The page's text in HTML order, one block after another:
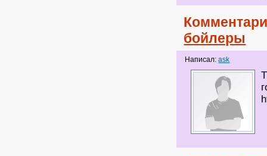
бойлеры
Написал:ask